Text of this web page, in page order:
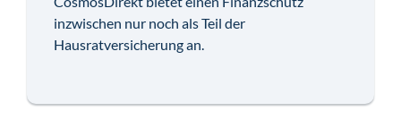
inzwischen nur noch als Teil der
Hausratversicherung an.